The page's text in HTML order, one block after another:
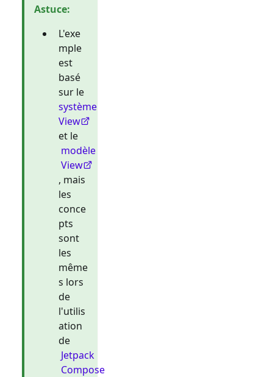
Astuce:
L'exe
mple
est
basé
sur le
système
View
et le
modèle
View
, mais
les
conce
pts
sont
les
même
s lors
de
l'utilis
ation
de
Jetpack
Compose